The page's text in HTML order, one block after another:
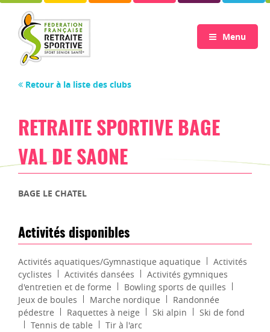
Retour à la liste des clubs
RETRAITE SPORTIVE BAGE
VAL DE SAONE
BAGE LE CHATEL
Activités disponibles
Activités aquatiques/Gymnastique aquatique
Activités
cyclistes
Activités dansées
Activités gymniques
d'entretien et de forme
Bowling sports de quilles
Jeux de boules
Marche nordique
Randonnée
pédestre
Raquettes à neige Ski alpin
Ski de fond
Tennis de table
Tir à l'arc
Menu